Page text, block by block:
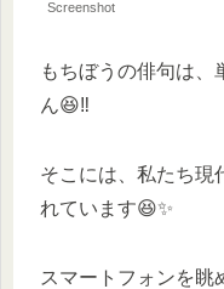
Screenshot
もちぼうの俳句は、
ん😆‼️
そこには、私たち現
れています😆✨
スマートフォンを眺